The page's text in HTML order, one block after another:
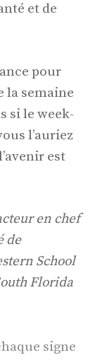
et de
pour
la semaine
si le week-
l’auriez
est
en chef
de
School
Florida
signe